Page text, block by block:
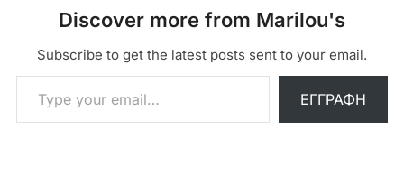
Discover more from Marilou's
Subscribe to get the latest posts sent to your email.
Type your email…
ΕΓΓΡΑΦΉ